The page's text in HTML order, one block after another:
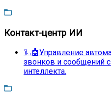
Контакт-центр ИИ
🦾🤖Управление
звонков и сообщений
интеллекта.